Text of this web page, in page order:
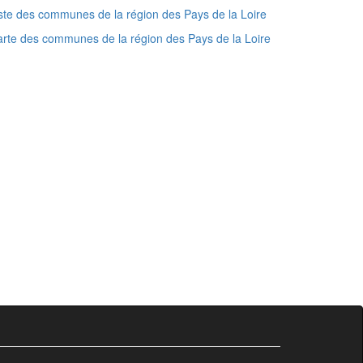
des communes de la région des Pays de la Loire
des communes de la région des Pays de la Loire